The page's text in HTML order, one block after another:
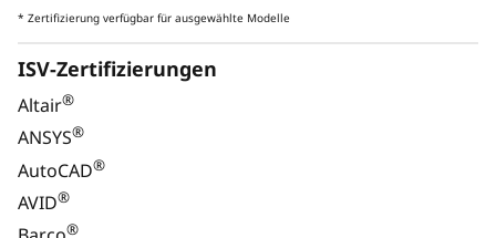
Monitor, Tastatur und Maus sind optional und separat erhältlich.
Leistung für jede
* Zertifizierung verfügbar für ausgewählte Modelle
ISV-Zertifizierungen
Altair®
ANSYS®
AutoCAD®
AVID®
®